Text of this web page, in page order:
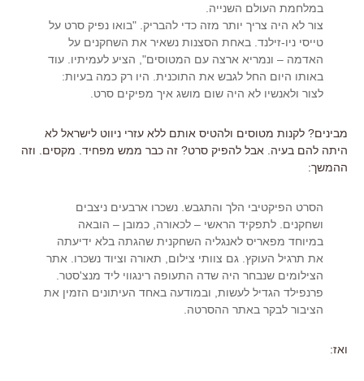
במלחמת העולם השנייה.
צור לא היה צריך יותר מזה כדי להבריק. "בואו נפיק סרט על
טייסי ניו-זילנד. באחת הסצנות נשאיר את השחקנים על
האדמה – ונמריא ארצה עם המטוסים", הציע לעמיתיו. עוד
באותו היום החל לגבש את התוכנית. היו רק כמה בעיות:
לצור ולאנשיו לא היה שום מושג איך מפיקים סרט.
מבינים? לקנות מטוסים ולהטיס אותם ללא עזרי ניווט לישראל לא
היתה להם בעיה. אבל להפיק סרט? זה כבר ממש מפחיד. מקסים. וזה
ההמשך:
הסרט הפיקטיבי הלך והתגבש. נשכרו ארבעים ניצבים
ושחקנים. לתפקיד הראשי – לכאורה, כמובן – הובאה
במיוחד מפאריס לאנגליה השחקנית שהגתה בלא ידיעתה
את תרגיל העוקץ. גם צוותי צילום, תאורה וציוד נשכרו. אתר
הצילומים שנבחר היה שדה התעופה רינגווי ליד מנצ'סטר.
פרנפילד הגדיל לעשות, ובמודעה באחד העיתונים הזמין את
הציבור לבקר באתר ההסרטה.
ואז: